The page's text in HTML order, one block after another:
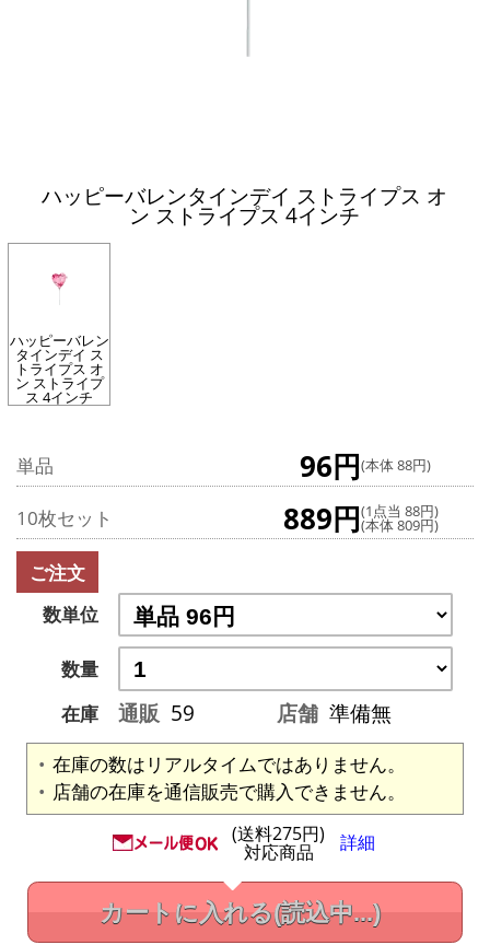
ハッピーバレンタインデイ ストライプス オ
ン ストライプス 4インチ
ハッピーバレン
タインデイ ス
トライプス オ
ン ストライプ
ス 4インチ
単品 96円(本体 88円)
10枚セット 889円(1点当 88円)
(本体 809円)
ご注文
数単位
数量
在庫
通販 59 店舗 準備無
在庫の数はリアルタイムではありません。
店舗の在庫を通信販売で購入できません。
(送料275円)
対応商品 詳細
カートに入れる(読込中...)